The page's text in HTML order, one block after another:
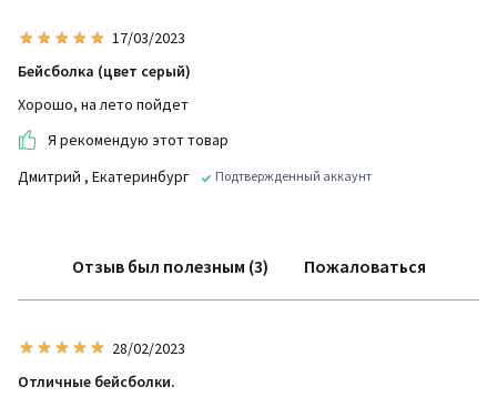
17/03/2023
Бейсболка (цвет серый)
Хорошо, на лето пойдет
Я рекомендую этот товар
Дмитрий , Екатеринбург Подтвержденный аккаунт
Отзыв был полезным (3) Пожаловаться
28/02/2023
Отличные бейсболки.